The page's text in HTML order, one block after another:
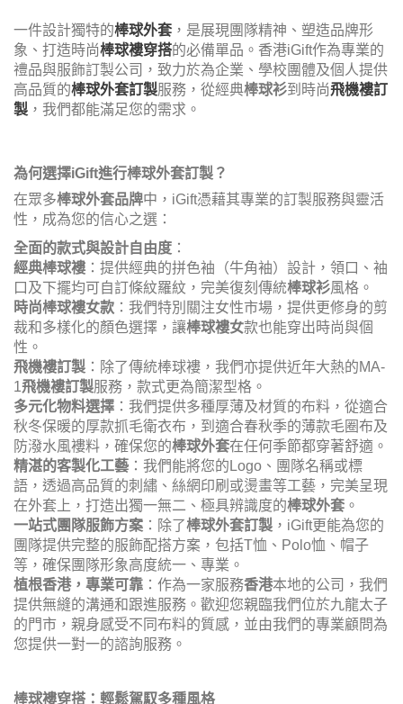
一件設計獨特的棒球外套 ，是展現團隊精神、塑造品牌形
象、打造時尚棒球褸穿搭的必備單品。香港iGift作為專業的
禮品與服飾訂製公司，致力於為企業、學校團體及個人提供
高品質的棒球外套訂製服務，從經典棒球衫到時尚飛機褸訂
製 ，我們都能滿足您的需求。
為何選擇iGift進行棒球外套訂製？
在眾多棒球外套品牌中，iGift憑藉其專業的訂製服務與靈活
性，成為您的信心之選：
全面的款式與設計自由度 ：
經典棒球褸 ：提供經典的拼色袖（牛角袖）設計，領口、袖
口及下擺均可自訂條紋羅紋，完美復刻傳統棒球衫風格。
時尚棒球褸女款 ：我們特別關注女性市場，提供更修身的剪
裁和多樣化的顏色選擇，讓棒球褸女款也能穿出時尚與個
性。
飛機褸訂製 ：除了傳統棒球褸，我們亦提供近年大熱的MA-
1飛機褸訂製服務，款式更為簡潔型格。
多元化物料選擇 ：我們提供多種厚薄及材質的布料，從適合
秋冬保暖的厚款抓毛衛衣布，到適合春秋季的薄款毛圈布及
防潑水風褸料，確保您的棒球外套在任何季節都穿著舒適。
精湛的客製化工藝 ：我們能將您的Logo、團隊名稱或標
語，透過高品質的刺繡、絲網印刷或燙畫等工藝，完美呈現
在外套上，打造出獨一無二、極具辨識度的棒球外套 。
一站式團隊服飾方案 ：除了棒球外套訂製 ，iGift更能為您的
團隊提供完整的服飾配搭方案，包括T恤、Polo恤、帽子
等，確保團隊形象高度統一、專業。
植根香港，專業可靠 ：作為一家服務香港本地的公司，我們
提供無縫的溝通和跟進服務。歡迎您親臨我們位於九龍太子
的門市，親身感受不同布料的質感，並由我們的專業顧問為
您提供一對一的諮詢服務。
棒球褸穿搭：輕鬆駕馭多種風格